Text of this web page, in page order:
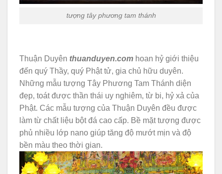
tượng tây phương tam thánh
Thuận Duyên thuanduyen.com hoan hỷ giới thiệu
đến quý Thầy, quý Phật tử, gia chủ hữu duyên.
Những mẫu tượng Tây Phương Tam Thánh diện
đẹp, toát được thần thái uy nghiêm, từ bi, hỷ xả của
Phật. Các mẫu tượng của Thuận Duyên đều được
làm từ chất liệu bột đá cao cấp. Bề mặt tượng được
phủ nhiều lớp nano giúp tăng độ mướt mịn và độ
bền màu theo thời gian.